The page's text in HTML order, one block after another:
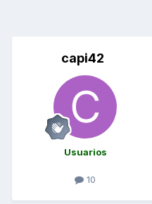
capi42
Usuarios
10